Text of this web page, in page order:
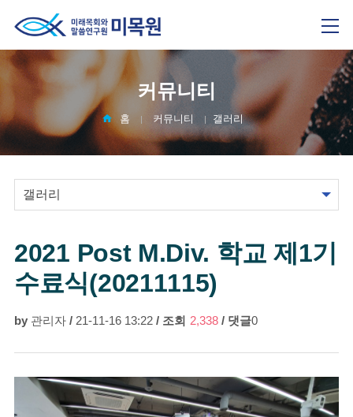
커뮤니티
홈 커뮤니티 갤러리
2021 Post M.Div. 학교 제1기
수료식(20211115)
by 관리자 / 21-11-16 13:22 / 조회 2,338 / 댓글0